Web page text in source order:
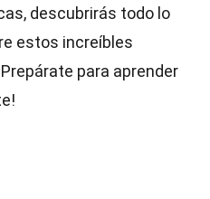
descubrirás todo lo
estos increíbles
para aprender